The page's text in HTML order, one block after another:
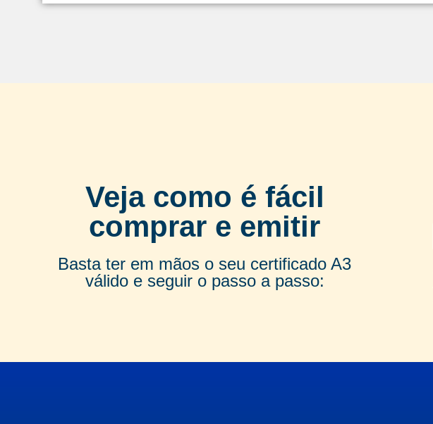
Veja como é fácil
comprar e emitir
Basta ter em mãos o seu certificado A3
válido e seguir o passo a passo: